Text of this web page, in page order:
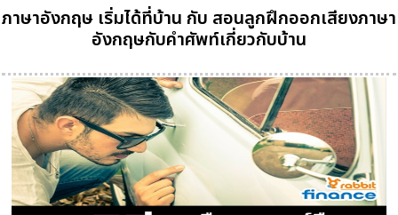
ภาษาอังกฤษ เริ่มได้ที่บ้าน กับ สอนลูกฝึกออกเสียงภาษา
อังกฤษกับคำศัพท์เกี่ยวกับบ้าน